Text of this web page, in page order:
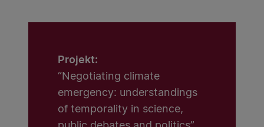
Projekt:
“Negotiating climate
emergency: understandings
of temporality in science,